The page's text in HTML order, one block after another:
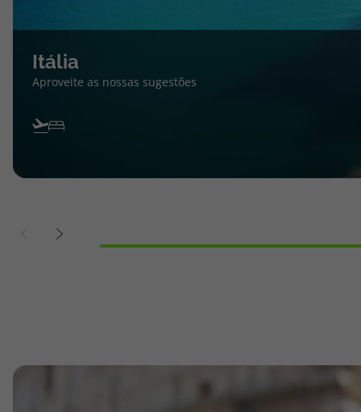
Itália
Aproveite as nossas sugestões